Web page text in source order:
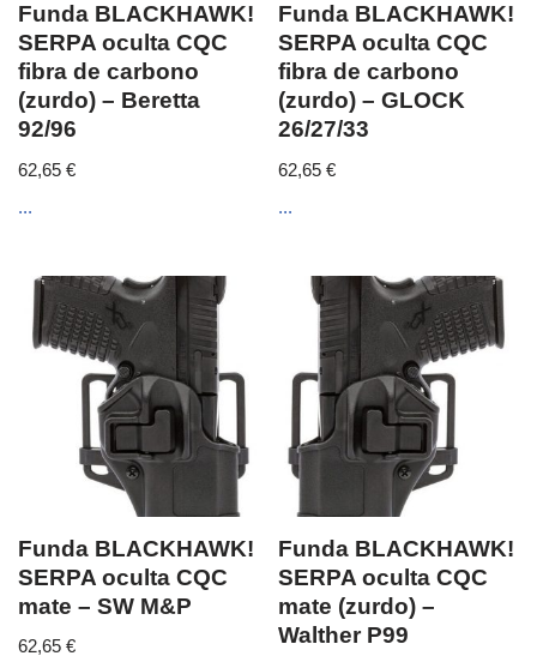
Funda BLACKHAWK!
SERPA oculta CQC
fibra de carbono
(zurdo) – Beretta
92/96
62,65 €
...
Funda BLACKHAWK!
SERPA oculta CQC
fibra de carbono
(zurdo) – GLOCK
26/27/33
62,65€
...
Funda BLACKHAWK!
SERPA oculta CQC
mate – SW M&P
62,65 €
Funda BLACKHAWK!
SERPA oculta CQC
mate (zurdo) –
Walther P99